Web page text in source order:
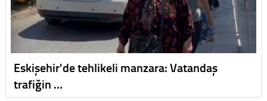
Eskişehir'de tehlikeli manzara: Vatandaş
trafiğin …